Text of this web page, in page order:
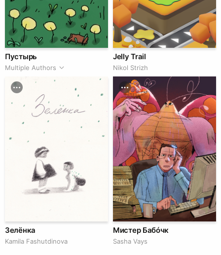
Пустырь
Multiple Authors
Jelly Trail
Nikol Strizh
Зелёнка
Kamila Fashutdinova
Мистер Бабóчк
Sasha Vays